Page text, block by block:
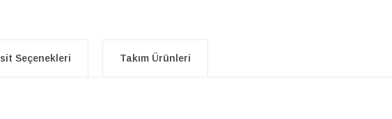
Seçenekleri Takım Ürünleri